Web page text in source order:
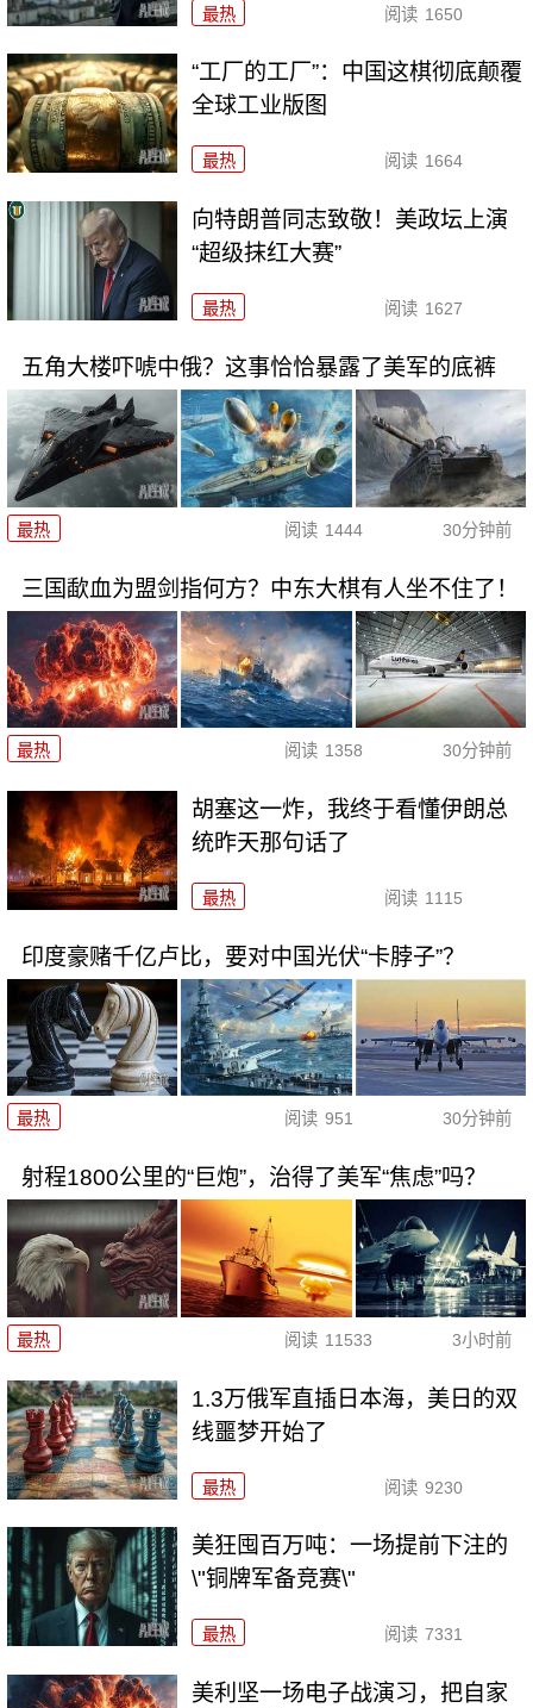
最热 阅读 1650
“工厂的工厂”：中国这棋彻底颠覆
全球工业版图
最热 阅读 1664
向特朗普同志致敬！美政坛上演
“超级抹红大赛”
最热 阅读 1627
五角大楼吓唬中俄？这事恰恰暴露了美军的底裤
最热 阅读 1444 30分钟前
三国歃血为盟剑指何方？中东大棋有人坐不住了！
最热 阅读 1358 30分钟前
胡塞这一炸，我终于看懂伊朗总
统昨天那句话了
最热 阅读 1115
印度豪赌千亿卢比，要对中国光伏“卡脖子”？
最热 阅读 951 30分钟前
射程1800公里的“巨炮”，治得了美军“焦虑”吗？
最热 阅读 11533 3小时前
1.3万俄军直插日本海，美日的双
线噩梦开始了
最热 阅读 9230
美狂囤百万吨：一场提前下注的
\"铜牌军备竞赛\"
最热 阅读 7331
美利坚一场电子战演习，把自家